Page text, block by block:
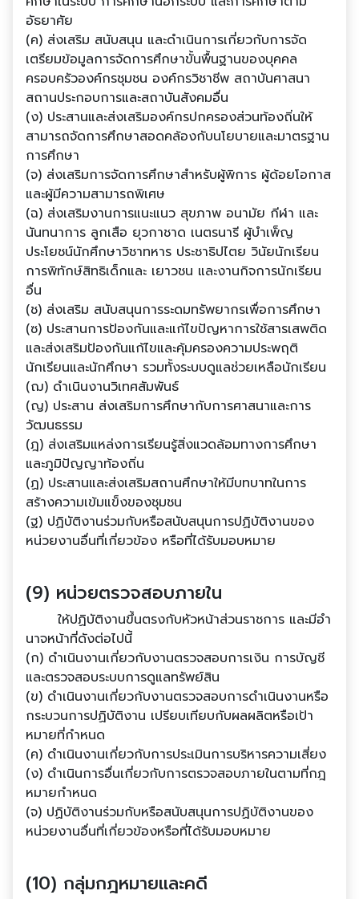
อัธยาศัย
(ค) ส่งเสริม สนับสนุน และดําเนินการเกี่ยวกับการจัด
เตรียมข้อมูลการจัดการศึกษาขั้นพื้นฐานของบุคคล
ครอบครัวองค์กรชุมชน องค์กรวิชาชีพ สถาบันศาสนา
สถานประกอบการและสถาบันสังคมอื่น
(ง) ประสานและส่งเสริมองค์กรปกครองส่วนท้องถิ่นให้
สามารถจัดการศึกษาสอดคล้องกับนโยบายและมาตรฐาน
การศึกษา
(จ) ส่งเสริมการจัดการศึกษาสําหรับผู้พิการ ผู้ด้อยโอกาส
และผู้มีความสามารถพิเศษ
(ฉ) ส่งเสริมงานการแนะแนว สุขภาพ อนามัย กีฬา และ
นันทนาการ ลูกเสือ ยุวกาชาด เนตรนารี ผู้บําเพ็ญ
ประโยชน์นักศึกษาวิชาทหาร ประชาธิปไตย วินัยนักเรียน
การพิทักษ์สิทธิเด็กและ เยาวชน และงานกิจการนักเรียน
อื่น
(ช) ส่งเสริม สนับสนุนการระดมทรัพยากรเพื่อการศึกษา
(ซ) ประสานการป้องกันและแก้ไขปัญหาการใช้สารเสพติด
และส่งเสริมป้องกันแก้ไขและคุ้มครองความประพฤติ
นักเรียนและนักศึกษา รวมทั้งระบบดูแลช่วยเหลือนักเรียน
(ฌ) ดําเนินงานวิเทศสัมพันธ์
(ญ) ประสาน ส่งเสริมการศึกษากับการศาสนาและการ
วัฒนธรรม
(ฎ) ส่งเสริมแหล่งการเรียนรู้สิ่งแวดล้อมทางการศึกษา
และภูมิปัญญาท้องถิ่น
(ฏ) ประสานและส่งเสริมสถานศึกษาให้มีบทบาทในการ
สร้างความเข้มแข็งของชุมชน
(ฐ) ปฏิบัติงานร่วมกับหรือสนับสนุนการปฏิบัติงานของ
หน่วยงานอื่นที่เกี่ยวข้อง หรือที่ได้รับมอบหมาย
(9) หน่วยตรวจสอบภายใน
ให้ปฏิบัติงานขึ้นตรงกับหัวหน้าส่วนราชการ และมีอํา
นาจหน้าที่ดังต่อไปนี้
(ก) ดําเนินงานเกี่ยวกับงานตรวจสอบการเงิน การบัญชี
และตรวจสอบระบบการดูแลทรัพย์สิน
(ข) ดําเนินงานเกี่ยวกับงานตรวจสอบการดําเนินงานหรือ
กระบวนการปฏิบัติงาน เปรียบเทียบกับผลผลิตหรือเป้า
หมายที่กําหนด
(ค) ดําเนินงานเกี่ยวกับการประเมินการบริหารความเสี่ยง
(ง) ดําเนินการอื่นเกี่ยวกับการตรวจสอบภายในตามที่กฎ
หมายกําหนด
(จ) ปฏิบัติงานร่วมกับหรือสนับสนุนการปฏิบัติงานของ
หน่วยงานอื่นที่เกี่ยวข้องหรือที่ได้รับมอบหมาย
(10) กลุ่มกฎหมายและคดี